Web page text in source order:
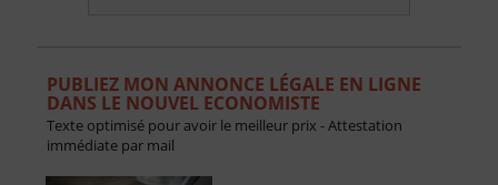
PUBLIEZ MON ANNONCE LÉGALE EN LIGNE
DANS LE NOUVEL ECONOMISTE
Texte optimisé pour avoir le meilleur prix - Attestation
immédiate par mail